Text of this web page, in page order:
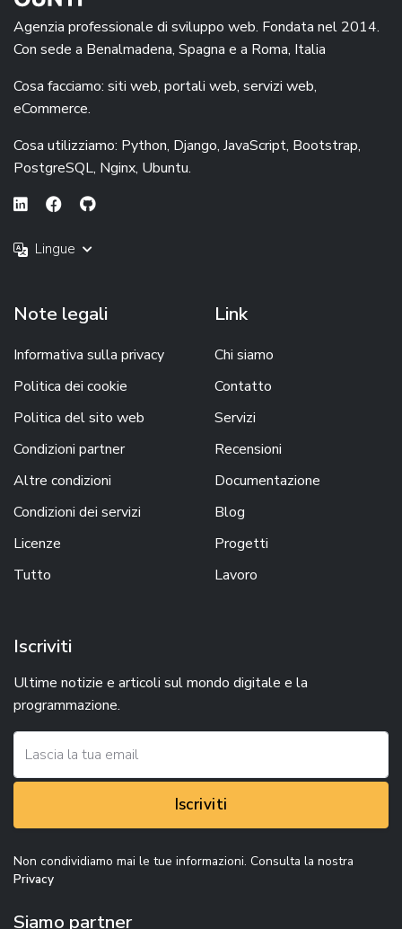
Agenzia professionale di sviluppo web. Fondata nel 2014.
Con sede a Benalmadena, Spagna e a Roma, Italia
Cosa facciamo: siti web, portali web, servizi web,
eCommerce.
Cosa utilizziamo: Python, Django, JavaScript, Bootstrap,
PostgreSQL, Nginx, Ubuntu.
Lingue
Note legali
Informativa sulla privacy
Politica dei cookie
Politica del sito web
Condizioni partner
Altre condizioni
Condizioni dei servizi
Licenze
Tutto
Link
Chi siamo
Contatto
Servizi
Recensioni
Documentazione
Blog
Progetti
Lavoro
Iscriviti
Ultime notizie e articoli sul mondo digitale e la
programmazione.
Iscriviti
Non condividiamo mai le tue informazioni. Consulta la nostra
Privacy
Siamo partner